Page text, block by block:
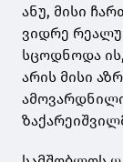
ანუ, მისი
ვიდრე
სცოდნოდა ის,
არის მისი